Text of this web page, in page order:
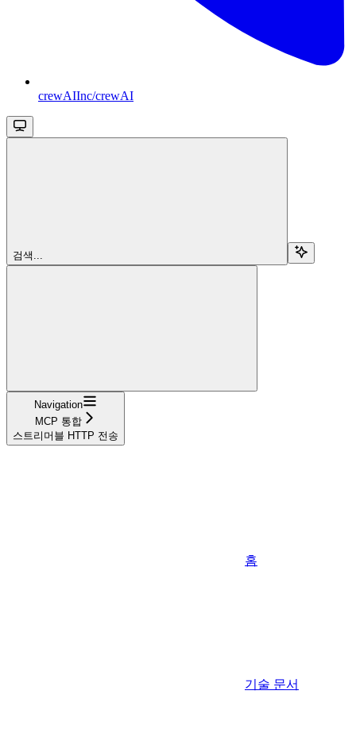
crewAIInc/crewAI
검색...
Navigation
MCP 통합
스트리머블 HTTP 전송
홈
기술 문서